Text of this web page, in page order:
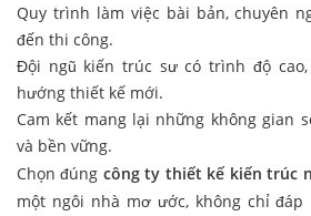
Quy trình làm việc bài bản, chuyên
đến thi công.
Đội ngũ kiến trúc sư có trình độ
hướng thiết kế mới.
Cam kết mang lại những không gian
và bền vững.
Chọn đúng công ty thiết kế kiến trúc
một ngôi nhà mơ ước, không chỉ